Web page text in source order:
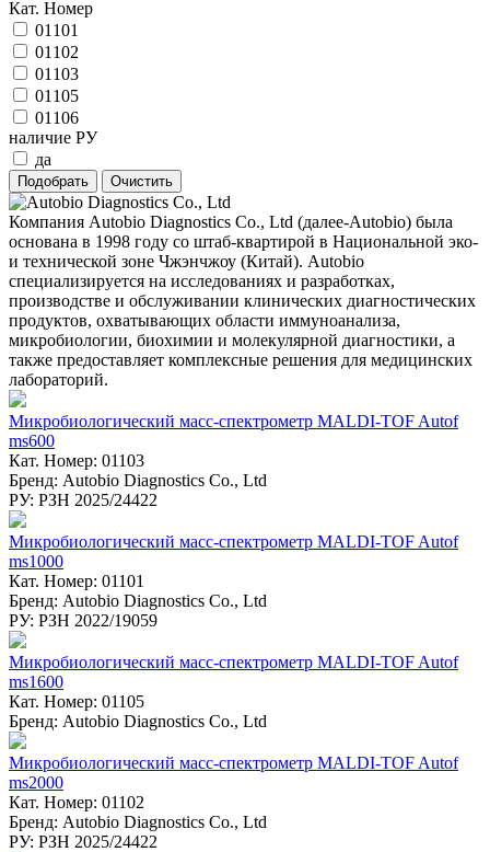
Кат. Номер
01101
01102
01103
01105
01106
наличие РУ
да
Компания Autobio Diagnostics Co., Ltd (далее-Autobio) была
основана в 1998 году со штаб-квартирой в Национальной эко-
и технической зоне Чжэнчжоу (Китай). Autobio
специализируется на исследованиях и разработках,
производстве и обслуживании клинических диагностических
продуктов, охватывающих области иммуноанализа,
микробиологии, биохимии и молекулярной диагностики, а
также предоставляет комплексные решения для медицинских
лабораторий.
Микробиологический масс-спектрометр MALDI-TOF Autof
ms600
Кат. Номер: 01103
Бренд: Autobio Diagnostics Co., Ltd
РУ: РЗН 2025/24422
Микробиологический масс-спектрометр MALDI-TOF Autof
ms1000
Кат. Номер: 01101
Бренд: Autobio Diagnostics Co., Ltd
РУ: РЗН 2022/19059
Микробиологический масс-спектрометр MALDI-TOF Autof
ms1600
Кат. Номер: 01105
Бренд: Autobio Diagnostics Co., Ltd
Микробиологический масс-спектрометр MALDI-TOF Autof
ms2000
Кат. Номер: 01102
Бренд: Autobio Diagnostics Co., Ltd
РУ: РЗН 2025/24422